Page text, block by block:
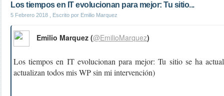
Los tiempos en IT evolucionan para mejor: Tu sitio...
5 Febrero 2018 , Escrito por Emilio Marquez
Los tiempos en IT evolucionan para mejor: Tu sitio se ha
actualizan todos mis WP sin mi intervención)
Emilio Marquez (@EmilioMarquez)